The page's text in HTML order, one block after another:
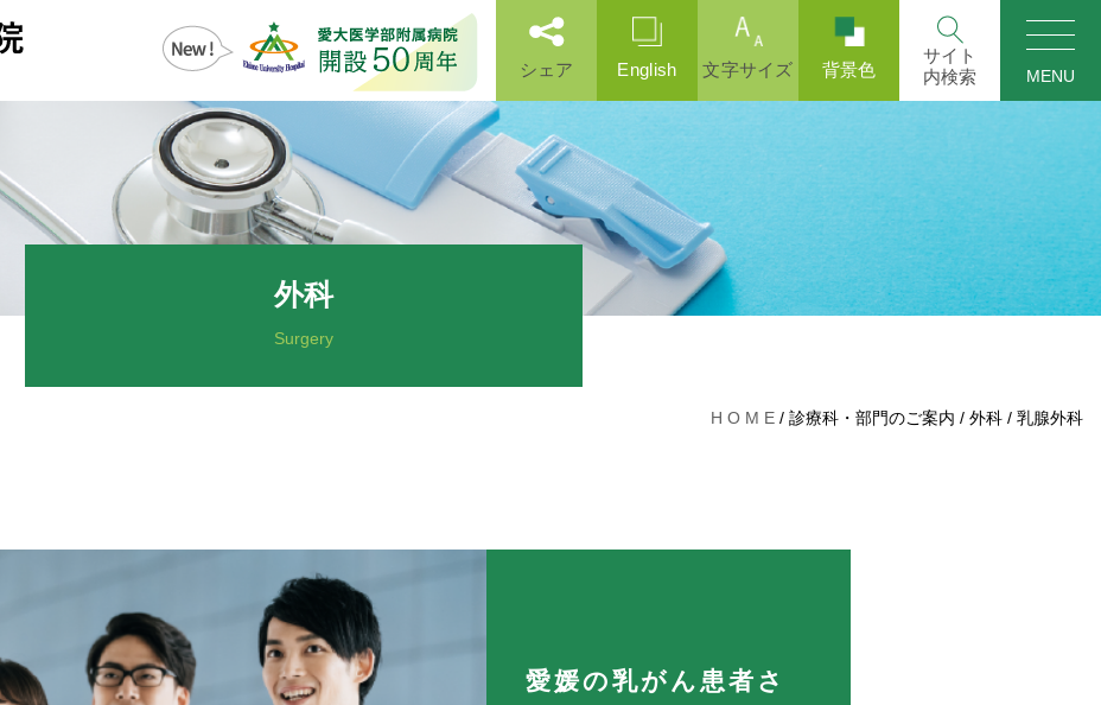
シェア English 文字サイズ 背景色 MENU
外科
Surgery
H O M E / 診療科・部門のご案内 / 外科 / 乳腺外科
愛媛の乳がん患者さ